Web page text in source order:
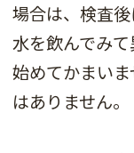
場合は、検査
水を飲んでみ
始めてかまい
はありません。